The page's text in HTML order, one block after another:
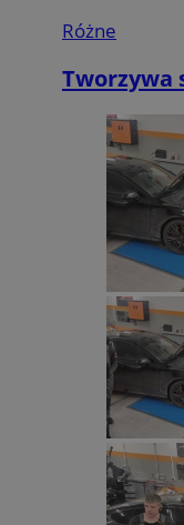
Różne
Tworzywa